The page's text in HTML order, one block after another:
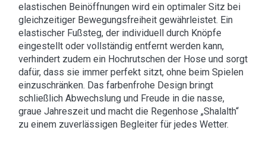
elastischen Beinöffnungen wird ein optimaler Sitz bei
gleichzeitiger Bewegungsfreiheit gewährleistet. Ein
elastischer Fußsteg, der individuell durch Knöpfe
eingestellt oder vollständig entfernt werden kann,
verhindert zudem ein Hochrutschen der Hose und sorgt
dafür, dass sie immer perfekt sitzt, ohne beim Spielen
einzuschränken. Das farbenfrohe Design bringt
schließlich Abwechslung und Freude in die nasse,
graue Jahreszeit und macht die Regenhose „Shalalth“
zu einem zuverlässigen Begleiter für jedes Wetter.